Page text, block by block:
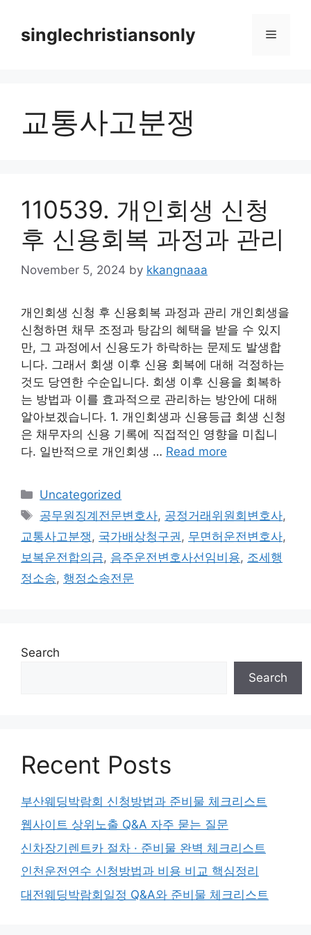
contentsinglechristiansonly Menu
교통사고분쟁
110539. 개인회생 신청
후 신용회복 과정과 관리
November 5, 2024 by kkangnaaa
개인회생 신청 후 신용회복 과정과 관리 개인회생을
신청하면 채무 조정과 탕감의 혜택을 받을 수 있지
만, 그 과정에서 신용도가 하락하는 문제도 발생합
니다. 그래서 회생 이후 신용 회복에 대해 걱정하는
것도 당연한 수순입니다. 회생 이후 신용을 회복하
는 방법과 이를 효과적으로 관리하는 방안에 대해
알아보겠습니다. 1. 개인회생과 신용등급 회생 신청
은 채무자의 신용 기록에 직접적인 영향을 미칩니
다. 일반적으로 개인회생 … Read more
Categories
Uncategorized
Tags
공무원징계전문변호사, 공정거래위원회변호사,
교통사고분쟁 , 국가배상청구권 , 무면허운전변호사,
보복운전합의금, 음주운전변호사선임비용, 조세행
정소송, 행정소송전문
Search
Search
Recent Posts
부산웨딩박람회 신청방법과 준비물 체크리스트
웹사이트 상위노출 Q&A 자주 묻는 질문
신차장기렌트카 절차 · 준비물 완벽 체크리스트
인천운전연수 신청방법과 비용 비교 핵심정리
대전웨딩박람회일정 Q&A와 준비물 체크리스트